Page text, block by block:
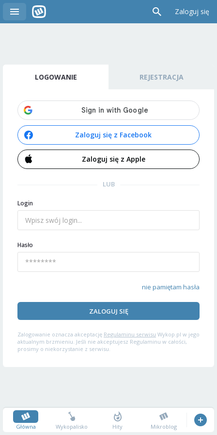
Zaloguj się
LOGOWANIE REJESTRACJA
Zaloguj się z Facebook
Zaloguj się z Apple
LUB
Login
Hasło
nie pamiętam hasła
ZALOGUJ SIĘ
Zalogowanie oznacza akceptację Regulaminu serwisu Wykop.pl w jego
aktualnym brzmieniu. Jeśli nie akceptujesz Regulaminu w całości,
prosimy o niekorzystanie z serwisu.
Główna Wykopalisko Hity Mikroblog